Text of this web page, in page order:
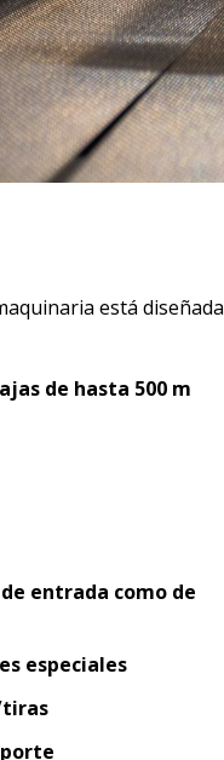
está diseñada
de hasta 500 m
entrada como de
especiales
tiras